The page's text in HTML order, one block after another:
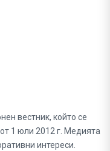
вестник, който се
1 юли 2012 г. Медията
интереси.